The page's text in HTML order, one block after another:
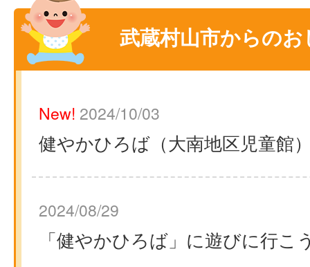
武蔵村山市からの
New! 2024/10/03
健やかひろば（大南地区児童館
2024/08/29
「健やかひろば」に遊びに行こ